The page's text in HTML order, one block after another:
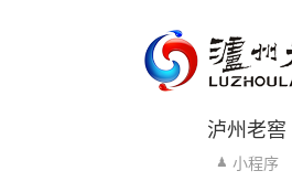
泸州老窖
小程序